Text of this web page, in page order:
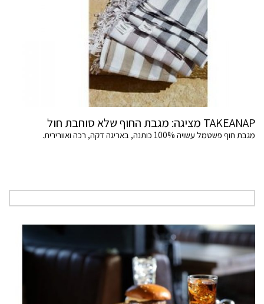
TAKEANAP מציגה: מגבת החוף שלא סוחבת חול
מגבת חוף פשטמל עשויה 100% כותנה, באריגה דקה, רכה ואוורירית.